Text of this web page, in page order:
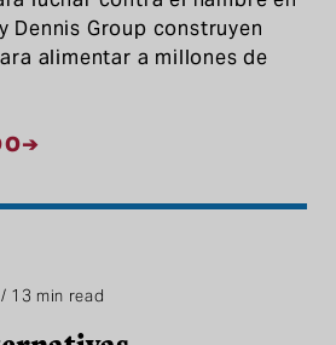
Dennis Group construyen
alimentar a millones de
13 min read